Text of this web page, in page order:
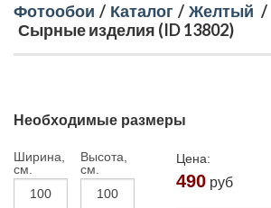
Фотообои / Каталог / Желтый /
Сырные изделия (ID 13802)
Необходимые размеры
Ширина,
см.
Высота,
см.
Цена:
490 руб